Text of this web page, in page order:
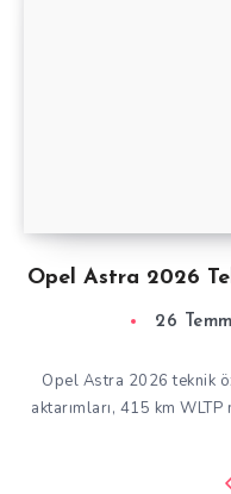
Opel Astra 2026
26
Opel Astra 2026 teknik
aktarımları, 415 km